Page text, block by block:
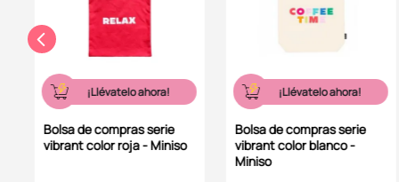
¡Llévatelo ahora!
Bolsa de compras serie
vibrant color roja - Miniso
¡Llévatelo ahora!
Bolsa de compras serie
vibrant color blanco -
Miniso